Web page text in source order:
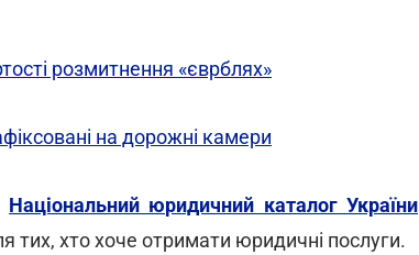
розмитнення «єврблях»
на дорожні камери
Національний юридичний каталог України
тих, хто хоче отримати юридичні послуги.